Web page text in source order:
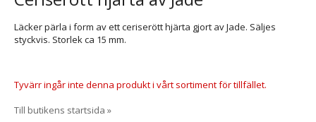
Läcker pärla i form av ett ceriserött hjärta gjort av Jade. Säljes
styckvis. Storlek ca 15 mm.
Tyvärr ingår inte denna produkt i vårt sortiment för tillfället.
Till butikens startsida »